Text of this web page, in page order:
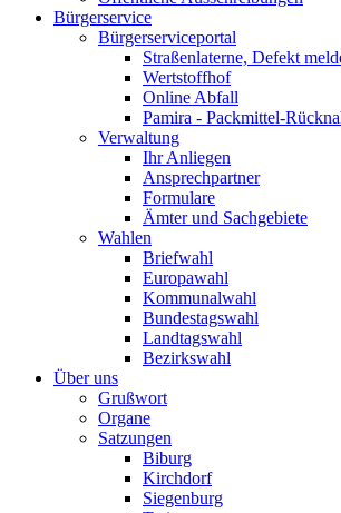
Bürgerservice
Bürgerserviceportal
Straßenlaterne, Defekt
Wertstoffhof
Online Abfall
Pamira - Packmittel-
Verwaltung
Ihr Anliegen
Ansprechpartner
Formulare
Ämter und Sachgebiete
Wahlen
Briefwahl
Europawahl
Kommunalwahl
Bundestagswahl
Landtagswahl
Bezirkswahl
Über uns
Grußwort
Organe
Satzungen
Biburg
Kirchdorf
Siegenburg